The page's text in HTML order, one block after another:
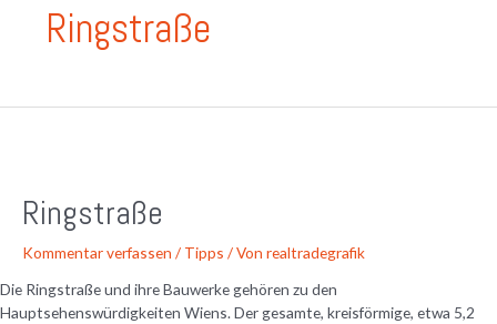
Ringstraße
Ringstraße
Kommentar verfassen / Tipps / Von realtradegrafik
Die Ringstraße und ihre Bauwerke gehören zu den
Hauptsehenswürdigkeiten Wiens. Der gesamte, kreisförmige, etwa 5,2